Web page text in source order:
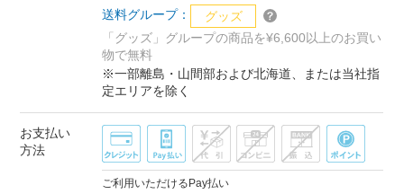
送料グループ：
グッズ
「グッズ」グループの商品を¥6,600以上のお買い
物で無料
※一部離島・山間部および北海道、または当社指
定エリアを除く
お支払い
方法
ご利用いただけるPay払い